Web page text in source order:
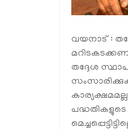
വയനാട് :
തദ്ദേശ